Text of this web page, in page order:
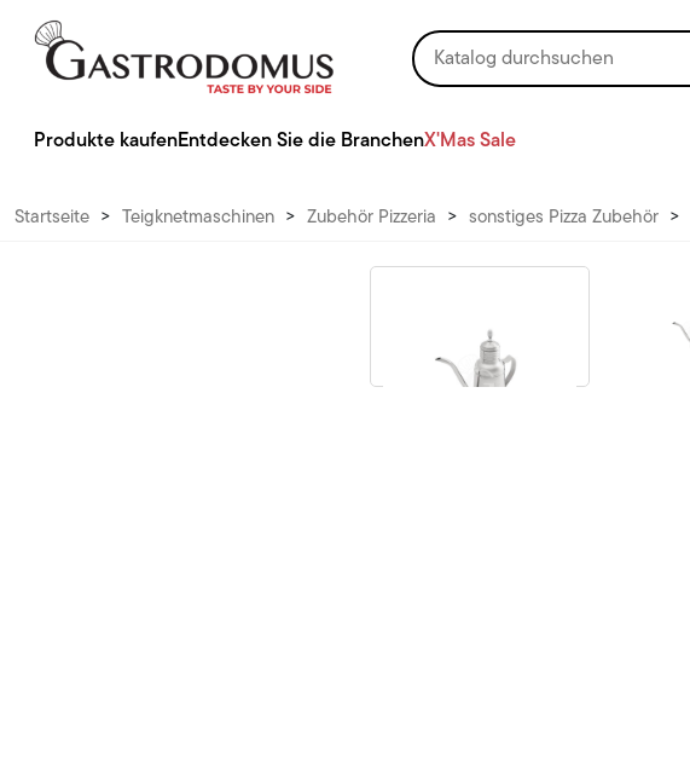
Produkte kaufenEntdecken Sie die BranchenX'Mas Sale
Startseite > Teigknetmaschinen > Zubehör Pizzeria > sonstiges Pizza Zubehör >